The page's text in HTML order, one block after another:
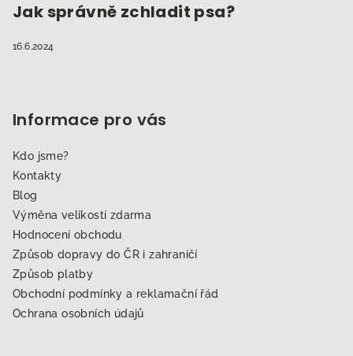
Jak správně zchladit psa?
16.6.2024
Informace pro vás
Kdo jsme?
Kontakty
Blog
Výměna velikostí zdarma
Hodnocení obchodu
Způsob dopravy do ČR i zahraničí
Způsob platby
Obchodní podmínky a reklamační řád
Ochrana osobních údajů